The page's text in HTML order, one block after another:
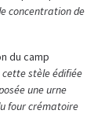
concentration de
du camp
cette stèle édifiée
une urne
four crématoire